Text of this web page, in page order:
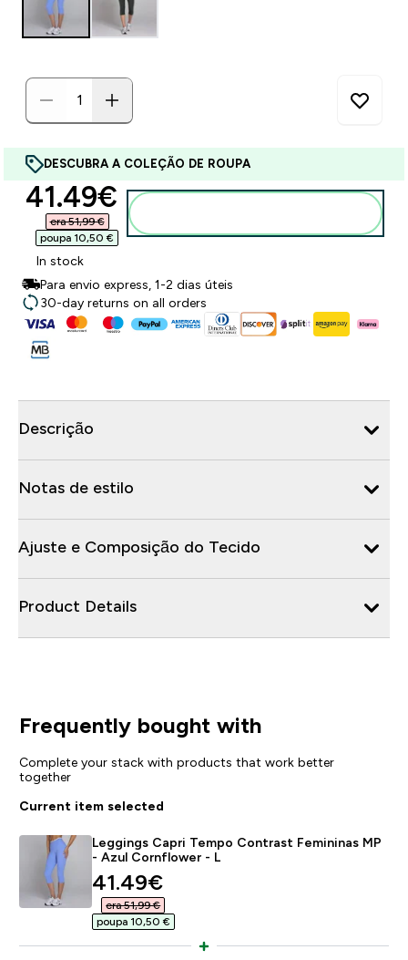
DESCUBRA A COLEÇÃO DE ROUPA
discounted price
41.49€‎
era 51,99 €‎
poupa 10,50 €‎
In stock
Para envio express, 1-2 dias úteis
30-day returns on all orders
Descrição
Notas de estilo
Ajuste e Composição do Tecido
Product Details
Frequently bought with
Complete your stack with products that work better
together
Current item selected
Leggings Capri Tempo Contrast Femininas MP
- Azul Cornflower - L
discounted price
41.49€‎
era 51,99 €‎
poupa 10,50 €‎